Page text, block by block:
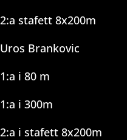
2:a stafett 8x200m
Uros Brankovic
1:a i 80 m
1:a i 300m
2:a i stafett 8x200m